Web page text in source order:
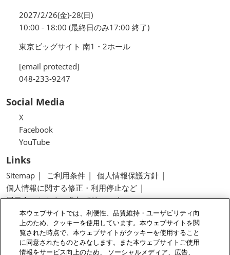
2027/2/26(金)-28(日)
10:00 - 18:00 (最終日のみ17:00 終了)
東京ビッグサイト 南1・2ホール
[email protected]
048-233-9247
Social Media
X
Facebook
YouTube
Links
Sitemap ご利用条件
個人情報保護方針
個人情報に関する修正・利用停止など
展示会・セミナー参加ポリシー
特定商取引法に基づく表示
カスタマーハラスメントに対する基本方針
クッキーポリシー
クッキーの設定
本ウェブサイトでは、利便性、品質維持・ユーザビリティ向
上のため、クッキーを使用しています。本ウェブサイトを閲
覧された時点で、本ウェブサイトがクッキーを使用すること
に同意されたものとみなします。また本ウェブサイトご使用
情報をサービス向上のため、 ソーシャルメディア、広告、